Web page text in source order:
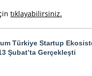
tıklayabilirsiniz.
Türkiye Startup
Şubat’ta Gerçekleşti